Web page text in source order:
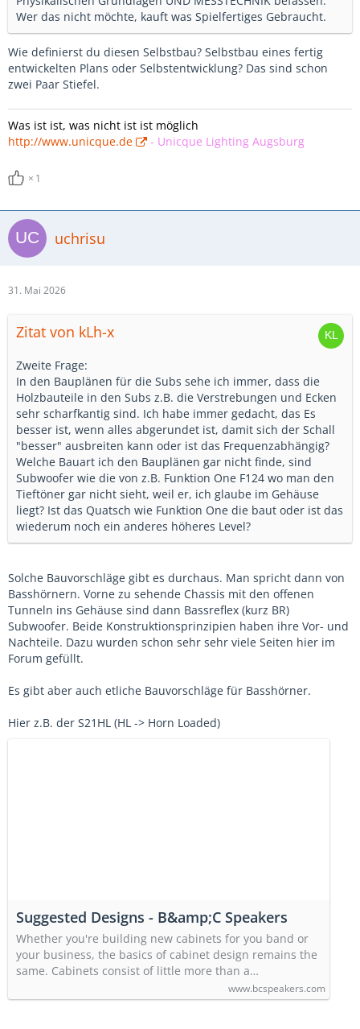
Wer das nicht möchte, kauft was Spielfertiges Gebraucht.
Wie definierst du diesen Selbstbau? Selbstbau eines fertig
entwickelten Plans oder Selbstentwicklung? Das sind schon
zwei Paar Stiefel.
Was ist ist, was nicht ist ist möglich
http://www.unicque.de
- Unicque Lighting Augsburg
1
uchrisu
31. Mai 2026
Zitat von kLh-x
Zweite Frage:
In den Bauplänen für die Subs sehe ich immer, dass die
Holzbauteile in den Subs z.B. die Verstrebungen und Ecken
sehr scharfkantig sind. Ich habe immer gedacht, das Es
besser ist, wenn alles abgerundet ist, damit sich der Schall
"besser" ausbreiten kann oder ist das Frequenzabhängig?
Welche Bauart ich den Bauplänen gar nicht finde, sind
Subwoofer wie die von z.B. Funktion One F124 wo man den
Tieftöner gar nicht sieht, weil er, ich glaube im Gehäuse
liegt? Ist das Quatsch wie Funktion One die baut oder ist das
wiederum noch ein anderes höheres Level?
Solche Bauvorschläge gibt es durchaus. Man spricht dann von
Basshörnern. Vorne zu sehende Chassis mit den offenen
Tunneln ins Gehäuse sind dann Bassreflex (kurz BR)
Subwoofer. Beide Konstruktionsprinzipien haben ihre Vor- und
Nachteile. Dazu wurden schon sehr sehr viele Seiten hier im
Forum gefüllt.
Es gibt aber auch etliche Bauvorschläge für Basshörner.
Hier z.B. der S21HL (HL -> Horn Loaded)
Suggested Designs - B&amp;C Speakers
Whether you're building new cabinets for you band or
your business, the basics of cabinet design remains the
same. Cabinets consist of little more than a…
www.bcspeakers.com